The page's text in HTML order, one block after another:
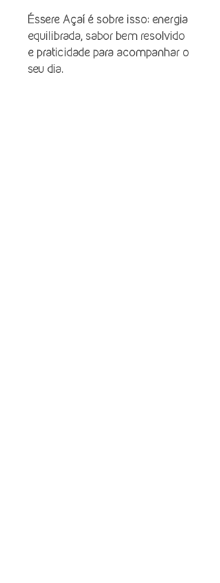
Éssere Açaí é sobre isso: energia
equilibrada, sabor bem resolvido
e praticidade para acompanhar o
seu dia.